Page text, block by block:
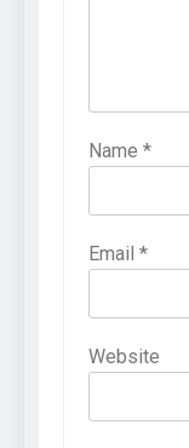
Name *
Email *
Website